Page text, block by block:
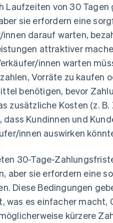
Laufzeiten von 30
sie erfordern eine
darauf warten,
attraktiver
innen warten
Vorräte zu kaufen
benötigen, bevor
zusätzliche Kosten (z.
Kundinnen und
innen auswirken
30-Tage-
aber sie erfordern eine
Diese Bedingungen
was es einfacher macht,
kürzere